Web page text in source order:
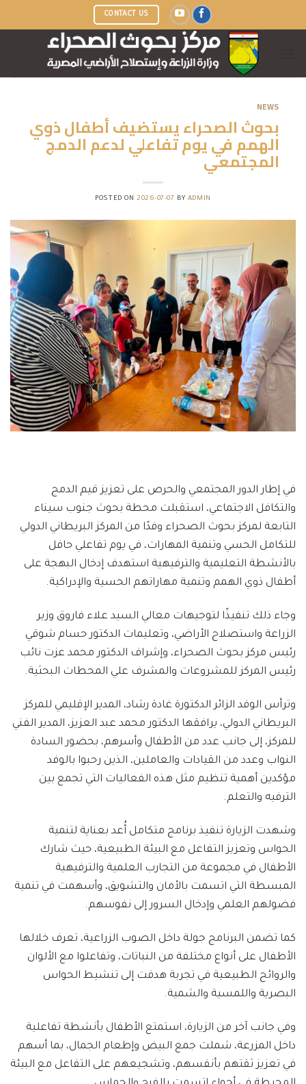
CONTACT US
NEWS
بحوث الصحراء يستضيف أطفال ذوي
الهمم في يوم تفاعلي لدعم الدمج
المجتمعي
POSTED ON 2026-07-07 BY ADMIN
في إطار الدور المجتمعي والحرص على تعزيز قيم الدمج
والتكافل الاجتماعي، استقبلت محطة بحوث جنوب سيناء
التابعة لمركز بحوث الصحراء وفدًا من المركز البريطاني الدولي
للتكامل الحسي وتنمية المهارات، في يوم تفاعلي حافل
بالأنشطة التعليمية والترفيهية استهدف إدخال البهجة على
أطفال ذوي الهمم وتنمية مهاراتهم الحسية والإدراكية.
وجاء ذلك تنفيذًا لتوجيهات معالي السيد علاء فاروق وزير
الزراعة واستصلاح الأراضي، وتعليمات الدكتور حسام شوقي
رئيس مركز بحوث الصحراء، وإشراف الدكتور محمد عزت نائب
رئيس المركز للمشروعات والمشرف علي المحطات البحثية.
وترأس الوفد الزائر الدكتورة غادة رشاد، المدير الإقليمي للمركز
البريطاني الدولي، يرافقها الدكتور محمد عبد العزيز، المدير الفني
للمركز، إلى جانب عدد من الأطفال وأسرهم، بحضور السادة
النواب وعدد من القيادات والعاملين، الذين رحبوا بالوفد
مؤكدين أهمية تنظيم مثل هذه الفعاليات التي تجمع بين
الترفيه والتعلم.
وشهدت الزيارة تنفيذ برنامج متكامل أُعد بعناية لتنمية
الحواس وتعزيز التفاعل مع البيئة الطبيعية، حيث شارك
الأطفال في مجموعة من التجارب العلمية والترفيهية
المبسطة التي اتسمت بالأمان والتشويق، وأسهمت في تنمية
فضولهم العلمي وإدخال السرور إلى نفوسهم.
كما تضمن البرنامج جولة داخل الصوب الزراعية، تعرف خلالها
الأطفال على أنواع مختلفة من النباتات، وتفاعلوا مع الألوان
والروائح الطبيعية في تجربة هدفت إلى تنشيط الحواس
البصرية واللمسية والشمية.
وفي جانب آخر من الزيارة، استمتع الأطفال بأنشطة تفاعلية
داخل المزرعة، شملت جمع البيض وإطعام الجمال، بما أسهم
في تعزيز ثقتهم بأنفسهم، وتشجيعهم على التفاعل مع البيئة